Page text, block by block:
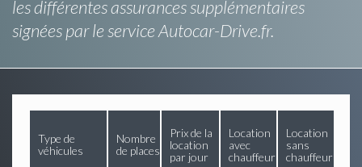
les différentes assurances supplémentaires
signées par le service Autocar-Drive.fr.
Type de
véhicules
Nombre
de places
Prix de la
location
par jour
Location
avec
chauffeur
Location
sans
chauffeur